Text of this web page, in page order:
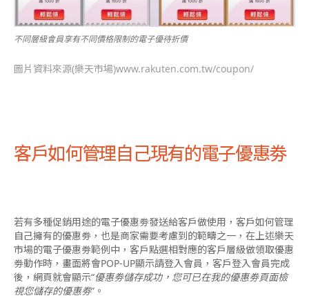
不同層級會員享有不同價格限制的電子優待折價
圖片資料來源(樂天市場)www.rakuten.com.tw/coupon/
客戶如何管理自己現有的電子優惠劵
若有多種促銷用途的電子優惠劵發送給客戶做使用，客戶如何管理
自己擁有的優惠劵，也是商家需要考慮到的範疇之一，在上述樂天
市場的電子優惠劵範例中，客戶點選相對應的客戶層級做領取優惠
劵動作時，畫面將會POP-UP顯示請登入會員，客戶登入會員完成
後，網頁就會顯示“優惠劵儲存成功，您可已在我的優惠劵頁面檢
視您儲存的優惠劵”。